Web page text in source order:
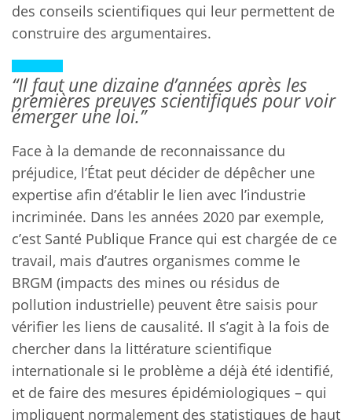
des conseils scientifiques qui leur permettent de
construire des argumentaires.
“Il faut une dizaine d’années après les
premières preuves scientifiques pour voir
émerger une loi.”
Face à la demande de reconnaissance du
préjudice, l’État peut décider de dépêcher une
expertise afin d’établir le lien avec l’industrie
incriminée. Dans les années 2020 par exemple,
c’est Santé Publique France qui est chargée de ce
travail, mais d’autres organismes comme le
BRGM (impacts des mines ou résidus de
pollution industrielle) peuvent être saisis pour
vérifier les liens de causalité. Il s’agit à la fois de
chercher dans la littérature scientifique
internationale si le problème a déjà été identifié,
et de faire des mesures épidémiologiques – qui
impliquent normalement des statistiques de haut